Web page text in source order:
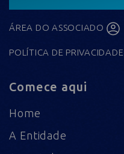
ÁREA DO ASSOCIADO
POLÍTICA DE PRIVACIDADE
Comece aqui
Home
A Entidade